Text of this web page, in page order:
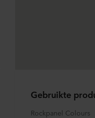
Gebruikte
Rockpanel Colours